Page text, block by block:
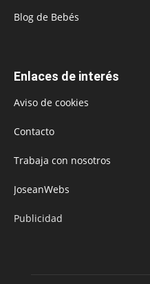
Blog de Bebés
Enlaces de interés
Aviso de cookies
Contacto
Trabaja con nosotros
JoseanWebs
Publicidad